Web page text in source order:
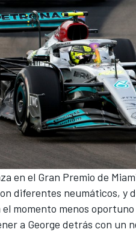
en el Gran Premio de
diferentes neumáticos, y
momento menos oportuno
a George detrás con un